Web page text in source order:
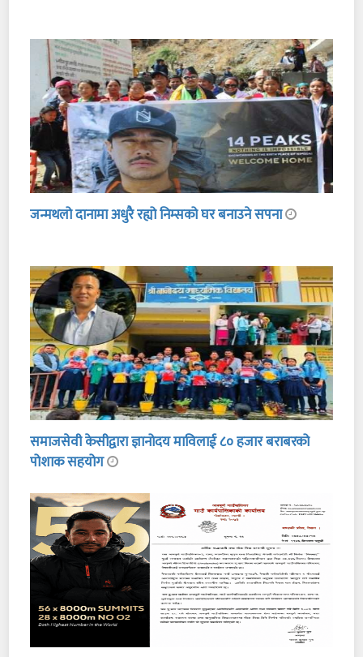
जन्मथलो दानामा अधुरै रह्यो निम्सको घर बनाउने सपना
समाजसेवी केसीद्वारा ज्ञानोदय माविलाई ८० हजार बराबरको
पोशाक सहयोग